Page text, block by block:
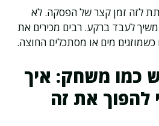
לזה זמן קצר של הפסקה. לא
לעבד ברקע. רבים מכירים את
מים או מסתכלים החוצה.
כמו משחק: איך
להפוך את זה